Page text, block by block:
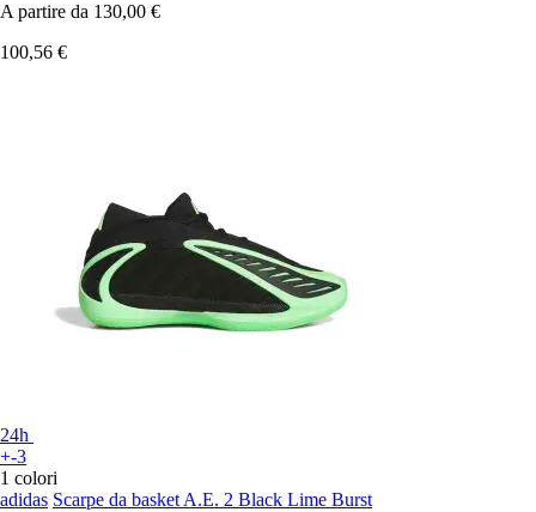
A partire da 130,00 €
100,56 €
24h
+-3
1 colori
adidas Scarpe da basket A.E. 2 Black Lime Burst